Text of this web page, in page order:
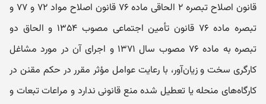
قانون اصلاح تبصره ۲ الحاقی ماده ۷۶ قانون اصلاح مواد ۷۲ و ۷۷ و
تبصره ماده ۷۶ قانون تأمین اجتماعی مصوب ۱۳۵۴ و الحاق دو
تبصره به ماده ۷۶ مصوب سال ۱۳۷۱ و اجرای آن در مورد مشاغل
کارگری سخت و زیان‌آور، با رعایت عوامل مؤثر مقرر در حکم مقنن در
کارگاه‌های منحله یا تعطیل شده منع قانونی ندارد و مراعات تبعات و